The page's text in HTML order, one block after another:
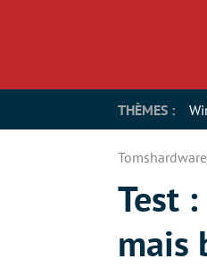
THÈMES :
Test
mais